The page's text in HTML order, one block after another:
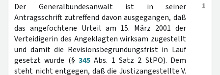
1
Der Generalbundesanwalt ist in seiner
Antragsschrift zutreffend davon ausgegangen, daß
das angefochtene Urteil am 15. März 2001 der
Verteidigerin des Angeklagten wirksam zugestellt
und damit die Revisionsbegründungsfrist in Lauf
gesetzt wurde (§ 345 Abs. 1 Satz 2 StPO). Dem
steht nicht entgegen, daß die Justizangestellte V.